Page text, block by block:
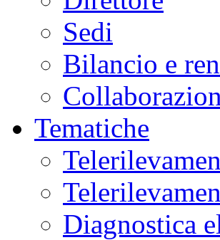
Sedi
Bilancio e
Tematiche
Diagnostica